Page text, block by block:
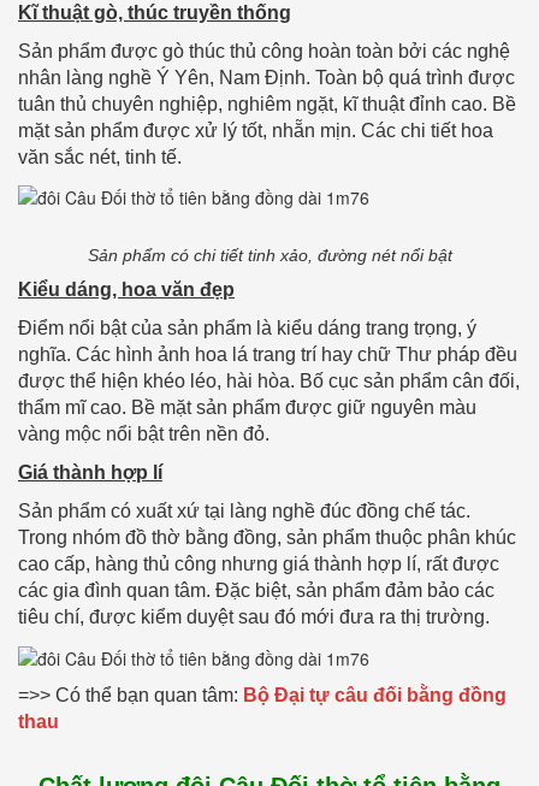
Kĩ thuật gò, thúc truyền thống
Sản phẩm được gò thúc thủ công hoàn toàn bởi các nghệ
nhân làng nghề Ý Yên, Nam Định. Toàn bộ quá trình được
tuân thủ chuyên nghiệp, nghiêm ngặt, kĩ thuật đỉnh cao. Bề
mặt sản phẩm được xử lý tốt, nhẵn mịn. Các chi tiết hoa
văn sắc nét, tinh tế.
Sản phẩm có chi tiết tinh xảo, đường nét nổi bật
Kiểu dáng, hoa văn đẹp
Điểm nổi bật của sản phẩm là kiểu dáng trang trọng, ý
nghĩa. Các hình ảnh hoa lá trang trí hay chữ Thư pháp đều
được thể hiện khéo léo, hài hòa. Bố cục sản phẩm cân đối,
thẩm mĩ cao. Bề mặt sản phẩm được giữ nguyên màu
vàng mộc nổi bật trên nền đỏ.
Giá thành hợp lí
Sản phẩm có xuất xứ tại làng nghề đúc đồng chế tác.
Trong nhóm đồ thờ bằng đồng, sản phẩm thuộc phân khúc
cao cấp, hàng thủ công nhưng giá thành hợp lí, rất được
các gia đình quan tâm. Đặc biệt, sản phẩm đảm bảo các
tiêu chí, được kiểm duyệt sau đó mới đưa ra thị trường.
=>> Có thể bạn quan tâm: Bộ Đại tự câu đối bằng đồng
thau